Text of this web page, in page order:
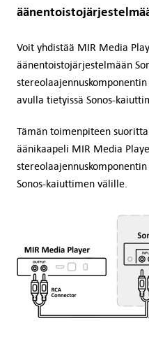
Voit yhdistää MIR Media
äänentoistojärjestelmään
avulla tietyissä Sonos-
Tämän toimenpiteen
äänikaapeli MIR Media
Sonos-kaiuttimen välille.